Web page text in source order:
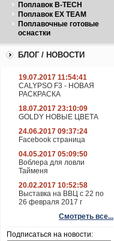
Поплавок B-TECH
Поплавок EX TEAM
Поплавочные готовые
оснастки
БЛОГ / НОВОСТИ
19.07.2017 11:54:41
CALYPSO F3 - НОВАЯ
РАСКРАСКА
18.07.2017 23:10:09
GOLDY НОВЫЕ ЦВЕТА
24.06.2017 09:37:24
Facebook страница
04.05.2017 05:09:50
Воблера для ловли
Тайменя
20.02.2017 10:52:58
Выставка на ВВЦ с 22 по
26 февраля 2017 г
Смотреть все...
Подписаться на новости: